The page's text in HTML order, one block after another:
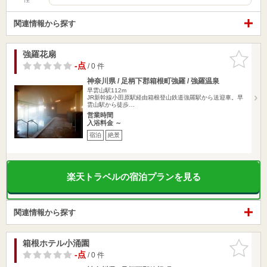
関連情報から探す
お気に入
りに追加
強羅花扇
-点/ 0 件
神奈川県 / 足柄下郡箱根町強羅 / 強羅温泉
早雲山駅112m
JR新幹線小田原駅経由箱根登山鉄道強羅駅から送迎車。早
雲山駅から徒歩…
営業時間
入浴料金 ～
宿泊 絶景
楽天トラベルの宿泊プランを見る
関連情報から探す
お気に入
りに追加
箱根ホテル小涌園
-点/ 0 件